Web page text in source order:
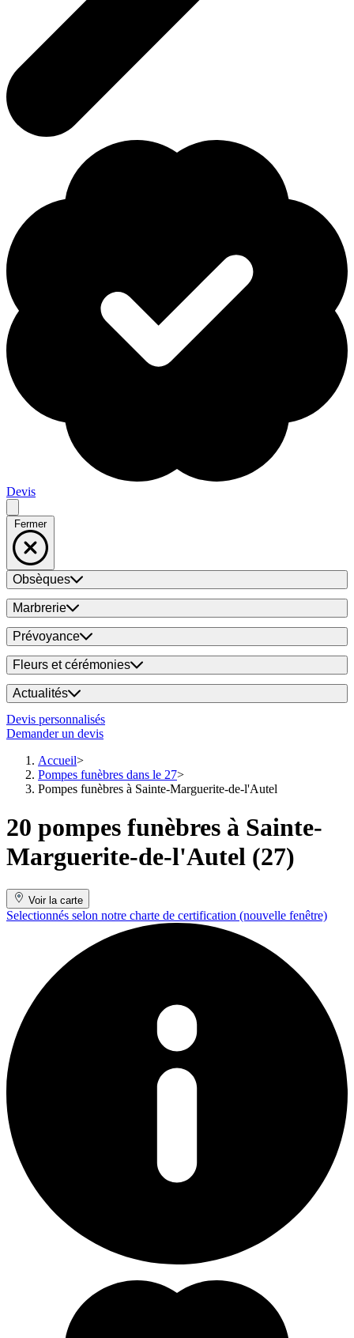
Devis
Fermer
Obsèques
Marbrerie
Prévoyance
Fleurs et cérémonies
Actualités
Devis personnalisés
Demander un devis
Accueil
Pompes funèbres dans le 27
Pompes funèbres à Sainte-Marguerite-de-l'Autel
20 pompes funèbres à Sainte-
Marguerite-de-l'Autel (27)
Voir la carte
Selectionnés selon notre charte de certification (nouvelle fenêtre)